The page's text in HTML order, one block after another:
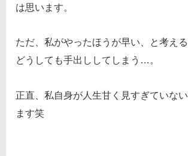
は思います。
ただ、私がやったほうが早い、と考え
どうしても手出ししてしまう…。
正直、私自身が人生甘く見すぎていな
ます笑